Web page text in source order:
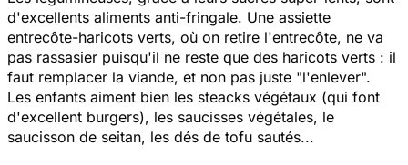
d'excellents aliments anti-fringale. Une assiette
entrecôte-haricots verts, où on retire l'entrecôte, ne va
pas rassasier puisqu'il ne reste que des haricots verts : il
faut remplacer la viande, et non pas juste "l'enlever".
Les enfants aiment bien les steacks végétaux (qui font
d'excellent burgers), les saucisses végétales, le
saucisson de seitan, les dés de tofu sautés...